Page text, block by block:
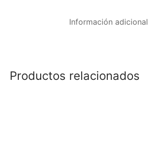
Información adicional
Productos relacionados